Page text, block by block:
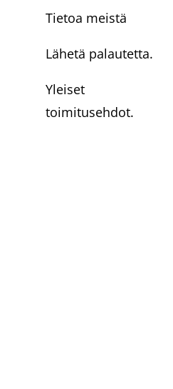
Tietoa meistä
Lähetä palautetta.
Yleiset
toimitusehdot.